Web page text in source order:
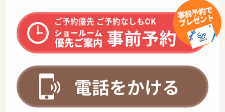
ご予約優先 ご予約なしもOK
ショールーム
優先ご案内 事前予約
電話をかける